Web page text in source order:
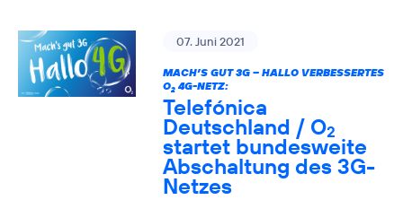
07. Juni 2021
MACH’S GUT 3G – HALLO VERBESSERTES
O24G-NETZ:
Telefónica
Deutschland / O2
startet bundesweite
Abschaltung des 3G-
Netzes